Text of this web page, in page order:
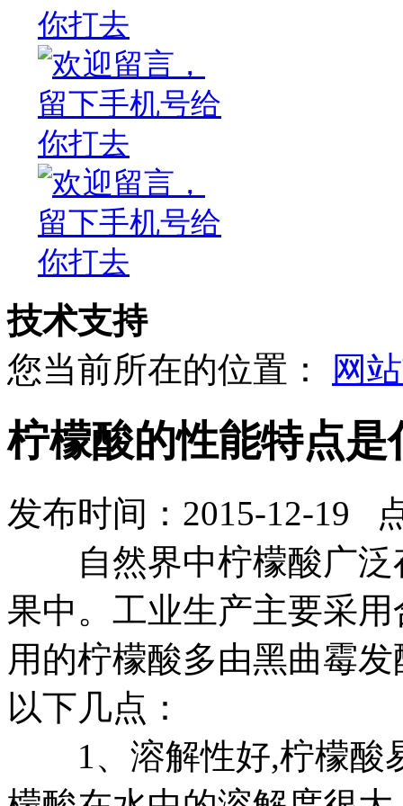
技术支持
您当前所在的位置：
网
柠檬酸的性能特点是
发布时间：2015-12-19
自然界中柠檬酸广泛
果中。工业生产主要采
用的柠檬酸多由黑曲霉
以下几点：
1、溶解性好,柠檬酸